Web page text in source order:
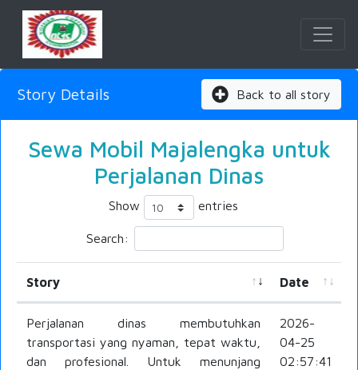
Story Details Back to all story
Sewa Mobil Majalengka untuk
Perjalanan Dinas
Show entries
Search:
Story Date
Perjalanan dinas membutuhkan
transportasi yang nyaman, tepat waktu,
dan profesional. Untuk menunjang
2026-
04-25
02:57:41